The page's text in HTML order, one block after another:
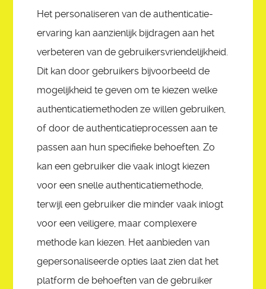
Het personaliseren van de authenticatie-
ervaring kan aanzienlijk bijdragen aan het
verbeteren van de gebruikersvriendelijkheid.
Dit kan door gebruikers bijvoorbeeld de
mogelijkheid te geven om te kiezen welke
authenticatiemethoden ze willen gebruiken,
of door de authenticatieprocessen aan te
passen aan hun specifieke behoeften. Zo
kan een gebruiker die vaak inlogt kiezen
voor een snelle authenticatiemethode,
terwijl een gebruiker die minder vaak inlogt
voor een veiligere, maar complexere
methode kan kiezen. Het aanbieden van
gepersonaliseerde opties laat zien dat het
platform de behoeften van de gebruiker